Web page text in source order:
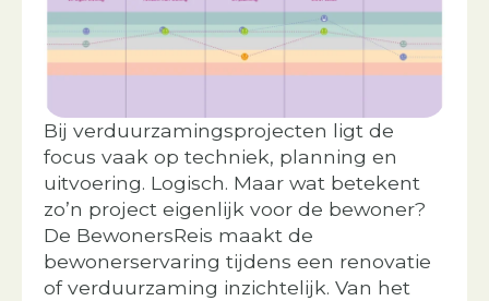
Bij verduurzamingsprojecten ligt de
focus vaak op techniek, planning en
uitvoering. Logisch. Maar wat betekent
zo’n project eigenlijk voor de bewoner?
De BewonersReis maakt de
bewonerservaring tijdens een renovatie
of verduurzaming inzichtelijk. Van het